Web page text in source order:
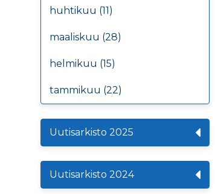
huhtikuu (11)
maaliskuu (28)
helmikuu (15)
tammikuu (22)
Uutisarkisto 2025
Uutisarkisto 2024